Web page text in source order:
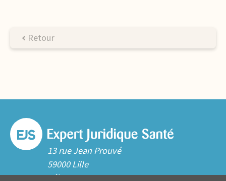
Retour
13 rue Jean Prouvé
59000 Lille
Tél. 03 20 06 70 10